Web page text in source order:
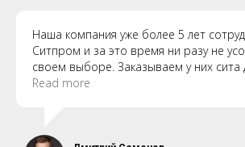
Наша компания уже более 5 лет
Ситпром и за это время ни разу не
своем выборе. Заказываем у них сита
каждый раз получаем качественную
Read more